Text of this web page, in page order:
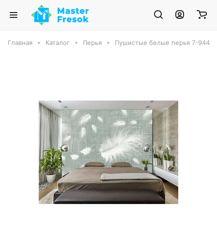
Главная Каталог Перья Пушистые белые перья 7-944